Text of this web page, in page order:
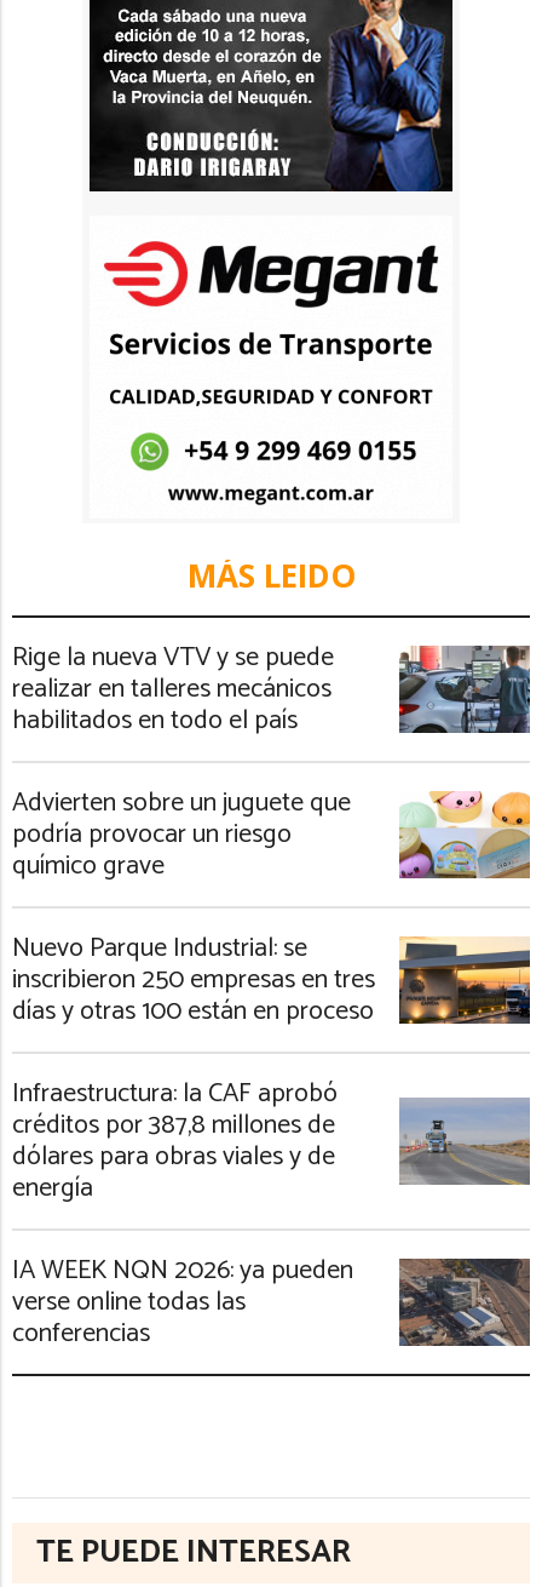
MÁS LEIDO
Rige la nueva VTV y se puede
realizar en talleres mecánicos
habilitados en todo el país
Advierten sobre un juguete que
podría provocar un riesgo
químico grave
Nuevo Parque Industrial: se
inscribieron 250 empresas en tres
días y otras 100 están en proceso
Infraestructura: la CAF aprobó
créditos por 387,8 millones de
dólares para obras viales y de
energía
IA WEEK NQN 2026: ya pueden
verse online todas las
conferencias
TE PUEDE INTERESAR